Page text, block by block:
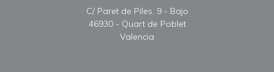
C/ Paret de Piles, 9 - Bajo
46930 - Quart de Poblet
Valencia